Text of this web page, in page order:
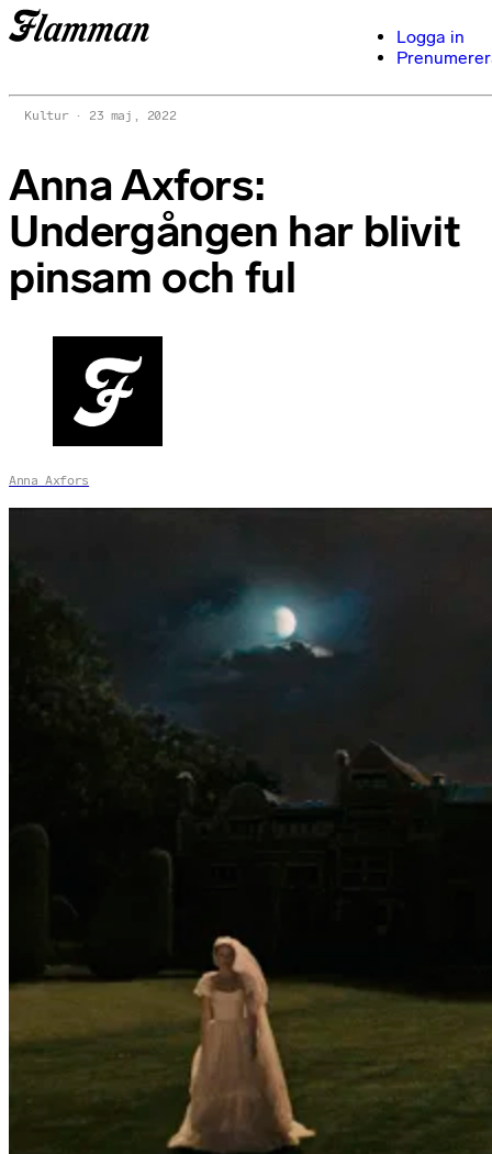
Logga in
Kultur 23 maj, 2022
Anna Axfors:
Undergången har blivit
pinsam och ful
Anna Axfors